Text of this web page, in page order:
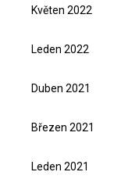
Květen 2022
Leden 2022
Duben 2021
Březen 2021
Leden 2021